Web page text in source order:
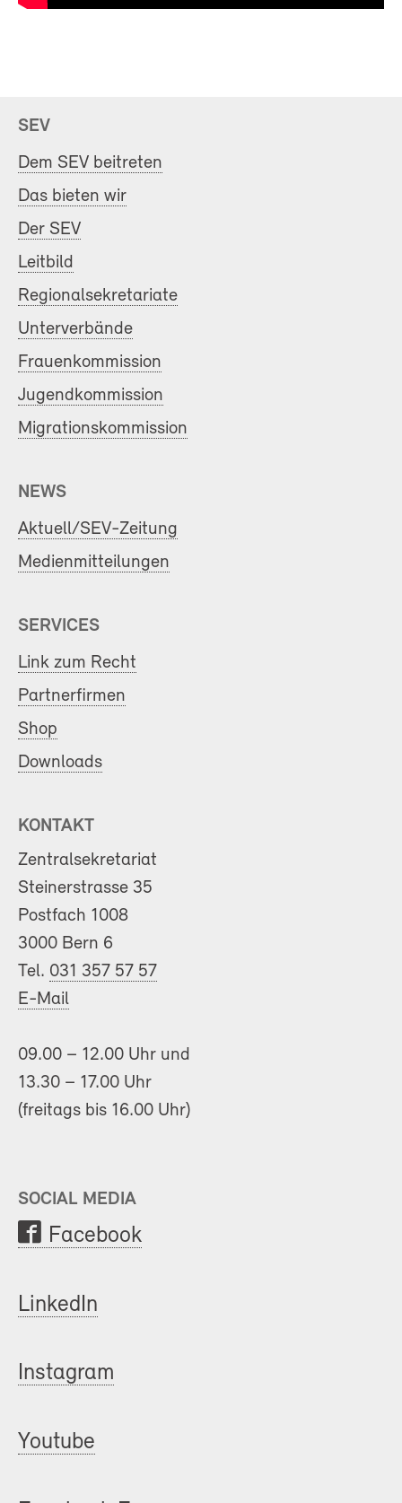
SEV
Dem SEV beitreten
Das bieten wir
Der SEV
Leitbild
Regionalsekretariate
Unterverbände
Frauenkommission
Jugendkommission
Migrationskommission
NEWS
Aktuell/SEV-Zeitung
Medienmitteilungen
SERVICES
Link zum Recht
Partnerfirmen
Shop
Downloads
KONTAKT
Zentralsekretariat
Steinerstrasse 35
Postfach 1008
3000 Bern 6
Tel. 031 357 57 57
E-Mail
09.00 – 12.00 Uhr und
13.30 – 17.00 Uhr
(freitags bis 16.00 Uhr)
SOCIAL MEDIA
Facebook
LinkedIn
Instagram
Youtube